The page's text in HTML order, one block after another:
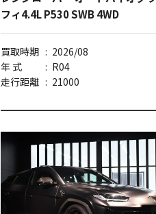
フィ4.4L P530 SWB 4WD
買取時期 : 2026/08
年 式
: R04
走行距離 : 21000